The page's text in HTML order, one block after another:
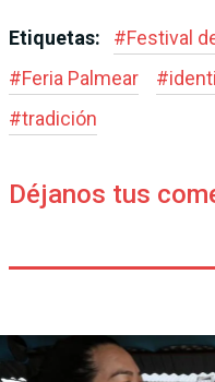
Etiquetas: #Festival
#Feria Palmear #
#tradición
Déjanos tus